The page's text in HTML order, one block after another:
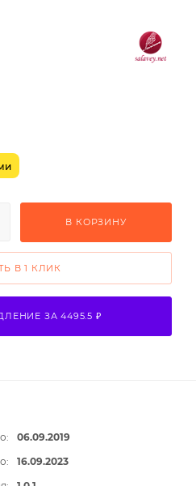
В КОРЗИНУ
В 1 КЛИК
ЗА 4495.5 ₽
06.09.2019
16.09.2023